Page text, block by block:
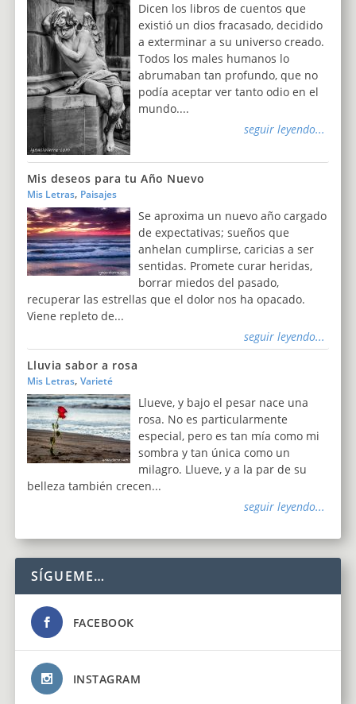
Dicen los libros de cuentos que
existió un dios fracasado, decidido
a exterminar a su universo creado.
Todos los males humanos lo
abrumaban tan profundo, que no
podía aceptar ver tanto odio en el
mundo....
seguir leyendo...
Mis deseos para tu Año Nuevo
Mis Letras, Paisajes
Se aproxima un nuevo año cargado
de expectativas; sueños que
anhelan cumplirse, caricias a ser
sentidas. Promete curar heridas,
borrar miedos del pasado,
recuperar las estrellas que el dolor nos ha opacado.
Viene repleto de...
seguir leyendo...
Lluvia sabor a rosa
Mis Letras, Varieté
Llueve, y bajo el pesar nace una
rosa. No es particularmente
especial, pero es tan mía como mi
sombra y tan única como un
milagro. Llueve, y a la par de su
belleza también crecen...
seguir leyendo...
SÍGUEME…
FACEBOOK
INSTAGRAM